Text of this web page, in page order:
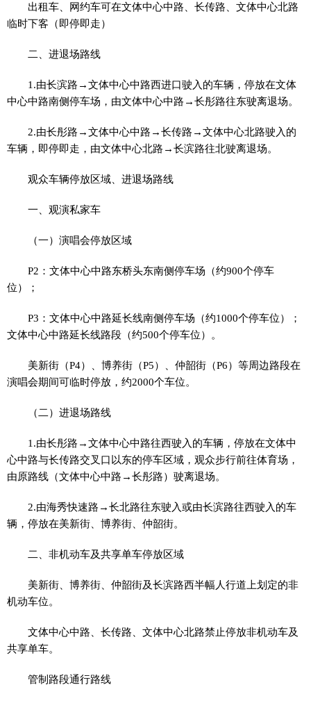
出租车、网约车可在文体中心中路、长传路、文体中心北路
临时下客（即停即走）
二、进退场路线
1.由长滨路→文体中心中路西进口驶入的车辆，停放在文体
中心中路南侧停车场，由文体中心中路→长彤路往东驶离退场。
2.由长彤路→文体中心中路→长传路→文体中心北路驶入的
车辆，即停即走，由文体中心北路→长滨路往北驶离退场。
观众车辆停放区域、进退场路线
一、观演私家车
（一）演唱会停放区域
P2：文体中心中路东桥头东南侧停车场（约900个停车
位）；
P3：文体中心中路延长线南侧停车场（约1000个停车位）；
文体中心中路延长线路段（约500个停车位）。
美新街（P4）、博养街（P5）、仲韶街（P6）等周边路段在
演唱会期间可临时停放，约2000个车位。
（二）进退场路线
1.由长彤路→文体中心中路往西驶入的车辆，停放在文体中
心中路与长传路交叉口以东的停车区域，观众步行前往体育场，
由原路线（文体中心中路→长彤路）驶离退场。
2.由海秀快速路→长北路往东驶入或由长滨路往西驶入的车
辆，停放在美新街、博养街、仲韶街。
二、非机动车及共享单车停放区域
美新街、博养街、仲韶街及长滨路西半幅人行道上划定的非
机动车位。
文体中心中路、长传路、文体中心北路禁止停放非机动车及
共享单车。
管制路段通行路线